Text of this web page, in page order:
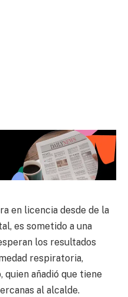
en licencia desde de la
es sometido a una
los resultados
respiratoria,
añadió que tiene
al alcalde.